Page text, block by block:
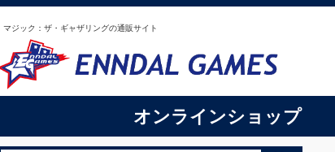
マジック：ザ・ギャザリングの通販サイト
オンラインショップ